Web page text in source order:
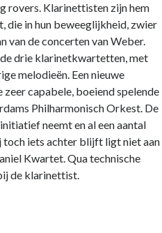
rovers. Klarinettisten zijn hem
die in hun beweeglijkheid, zwier
van de concerten van Weber.
drie klarinetkwartetten, met
melodieën. Een nieuwe
capabele, boeiend spelende
Philharmonisch Orkest. De
neemt en al een aantal
toch iets achter blijft ligt niet aan
Kwartet. Qua technische
de klarinettist.